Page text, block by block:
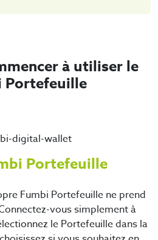
à utiliser le
Portefeuille
Portefeuille
Fumbi Portefeuille ne prend
vous simplement à
le Portefeuille dans la